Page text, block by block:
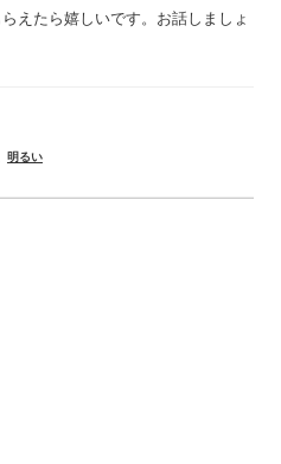
えたら嬉しいです。お話しましょ
明るい